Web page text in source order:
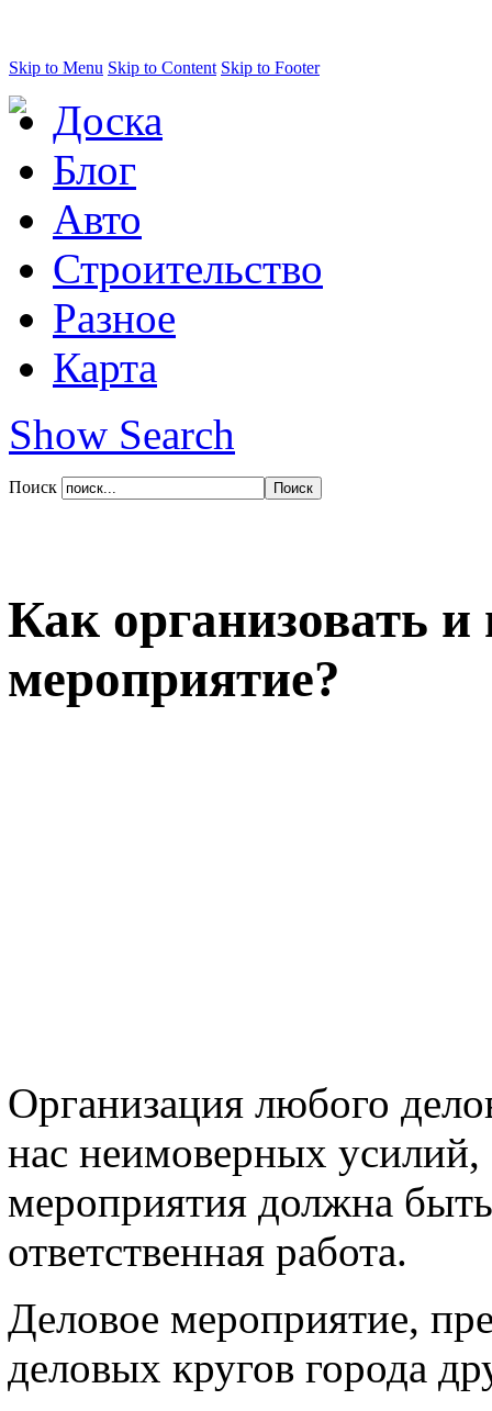
Skip to Menu Skip to Content Skip to Footer
Доска
Блог
Авто
Строительство
Разное
Карта
Show Search
Поиск
Как организовать и
мероприятие?
Организация любого
нас неимоверных усилий,
мероприятия должна
ответственная работа.
Деловое мероприятие,
деловых кругов города